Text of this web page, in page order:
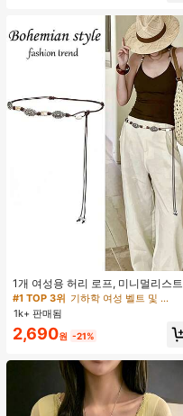
1개 여성용 허리 로프, 미니멀리스트
보헤미안 패션 매듭 허리 벨트, 드레
스, 캐주얼 팬츠와 함께 일상 착용에
적합한 장식용 허리 액세서리
거의 매진!
#1 TOP 3위
기하학 여성 벨트 및 벨트 액세서리
거의 매진!
#1 TOP 3위
기하학 여성 벨트 및 벨트 액세서리
거의 매진!
#1 TOP 3위
1k+ 판매됨
2,690원 -21%